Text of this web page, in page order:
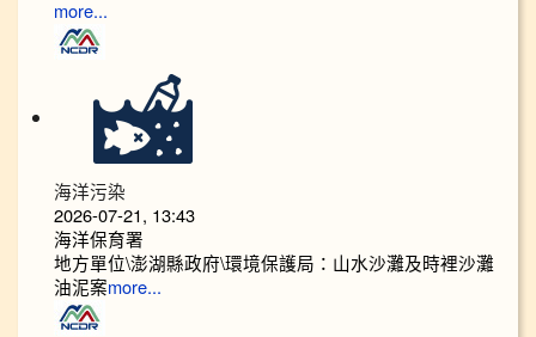
more...
海洋污染
2026-07-21, 13:43
海洋保育署
地方單位\澎湖縣政府\環境保護局：山水沙灘及時裡沙灘
油泥案more...